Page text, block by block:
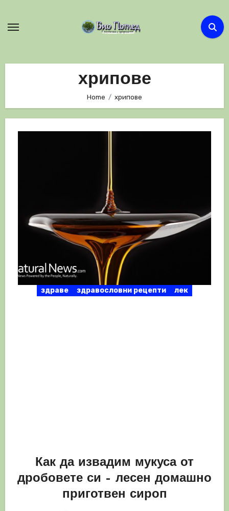
хрипове
Home хрипове
здраве здравословни рецепти лек
Как да извадим мукуса от
дробовете си – лесен домашно
приготвен сироп